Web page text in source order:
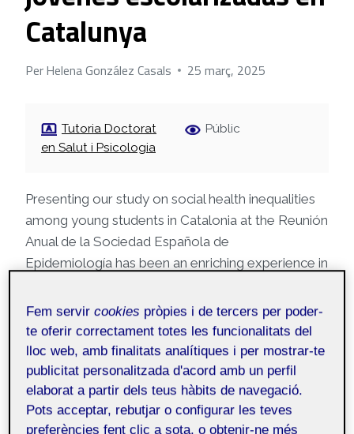
Catalunya
PerHelena González Casals 25 març, 2025
Tutoria Doctorat
en Salut i Psicologia
Públic
Presenting our study on social health inequalities
among young students in Catalonia at the Reunión
Anual de la Sociedad Española de
Epidemiología has been an enriching experience in
refine my public speaking skills, strengthen my
ability to present research findings concisely, and
engage in meaningful discussions with experts in
the field. Conferences like this are ideal for
networking, as they provide a platform to
connect with leading researchers, exchange ideas,
Fem servircookies pròpies i de tercers per poder-
te oferir correctament totes les funcionalitats del
lloc web, amb finalitats analítiques i per mostrar-te
publicitat personalitzada d'acord amb un perfil
elaborat a partir dels teus hàbits de navegació.
Pots acceptar, rebutjar o configurar les teves
preferències fent clic a sota, o obtenir-ne més